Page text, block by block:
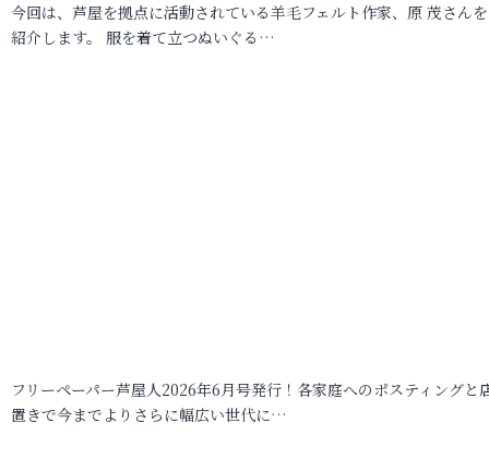
今回は、芦屋を拠点に活動されている羊毛フェルト作家、原 茂さん
紹介します。 服を着て立つぬいぐる…
フリーペーパー芦屋人2026年6月号発行！各家庭へのポスティングと
置きで今までよりさらに幅広い世代に…